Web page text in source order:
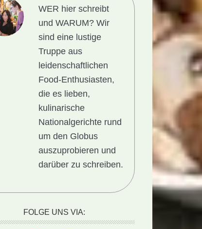
WER hier schreibt
und WARUM?Wir
sind eine lustige
Truppe aus
leidenschaftlichen
Food-Enthusiasten,
die es lieben,
kulinarische
Nationalgerichte rund
um den Globus
auszuprobieren und
darüber zu schreiben.
FOLGE UNS VIA: